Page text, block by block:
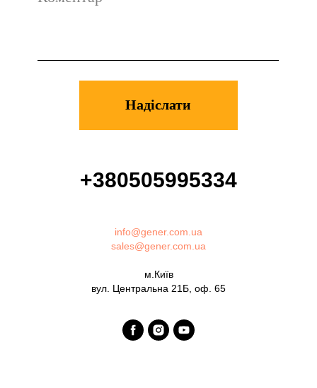
+380505995334
info@gener.com.ua
sales@gener.com.ua
м.Київ
вул. Центральна 21Б, оф. 65